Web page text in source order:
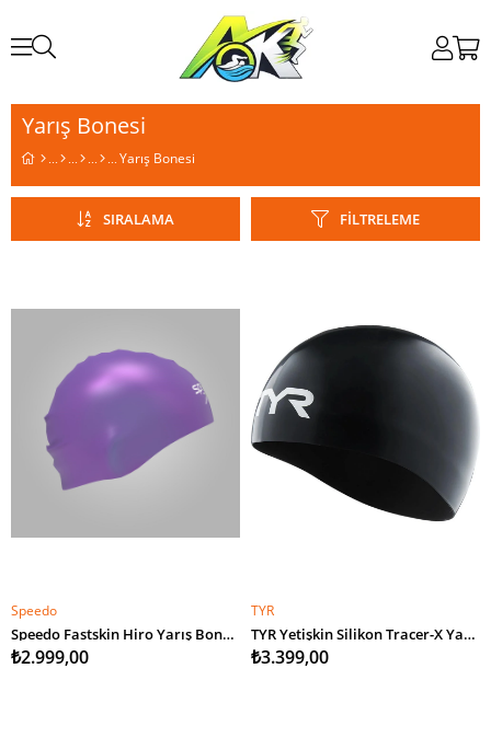
Yarış Bonesi
Yarış Bonesi
FILTRELEME
SIRALAMA
SEPETE EKLE
Speedo
Speedo Fastskin Hiro Yarış Bonesi
₺2.999,00
SEPETE EKLE
TYR
TYR Yetişkin Silikon Tracer-X Yarış Yüzücü Bonesi L
₺3.399,00